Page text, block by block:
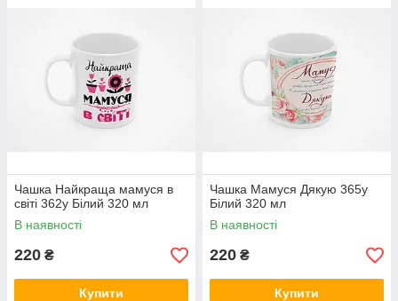
Чашка Найкраща мамуся в
світі 362у Білий 320 мл
В наявності
220 ₴
Купити
Чашка Мамуся Дякую 365у
Білий 320 мл
В наявності
220 ₴
Купити